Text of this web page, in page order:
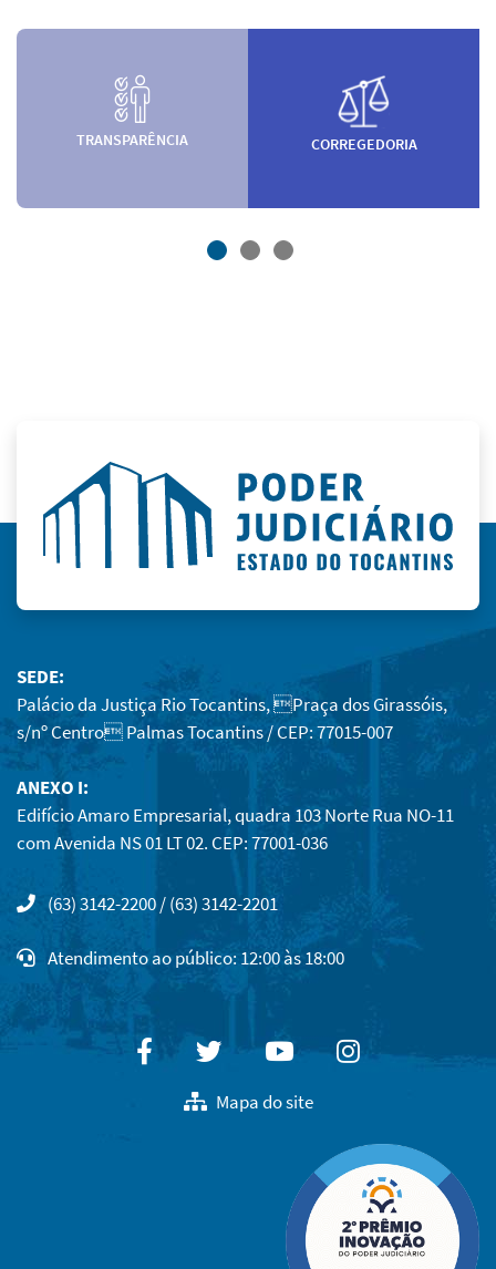
TRANSPARÊNCIA CORREGEDORIA
SEDE:
Palácio da Justiça Rio Tocantins, Praça dos Girassóis,
s/nº Centro Palmas Tocantins / CEP: 77015-007
ANEXO I:
Edifício Amaro Empresarial, quadra 103 Norte Rua NO-11
com Avenida NS 01 LT 02. CEP: 77001-036
(63) 3142-2200 / (63) 3142-2201
Atendimento ao público: 12:00 às 18:00
FacebookTwitterYoutubeInstagram
Mapa do site